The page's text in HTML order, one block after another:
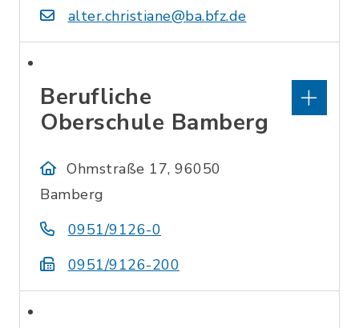
alter.christiane@ba.bfz.de
Berufliche
Oberschule Bamberg
Ohmstraße 17, 96050
Bamberg
0951/9126-0
0951/9126-200